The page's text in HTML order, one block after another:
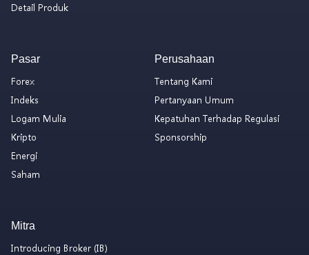
Detail Produk
Pasar
Forex
Indeks
Logam Mulia
Kripto
Energi
Saham
Perusahaan
Tentang Kami
Pertanyaan Umum
Kepatuhan Terhadap Regulasi
Sponsorship
Mitra
Introducing Broker (IB)